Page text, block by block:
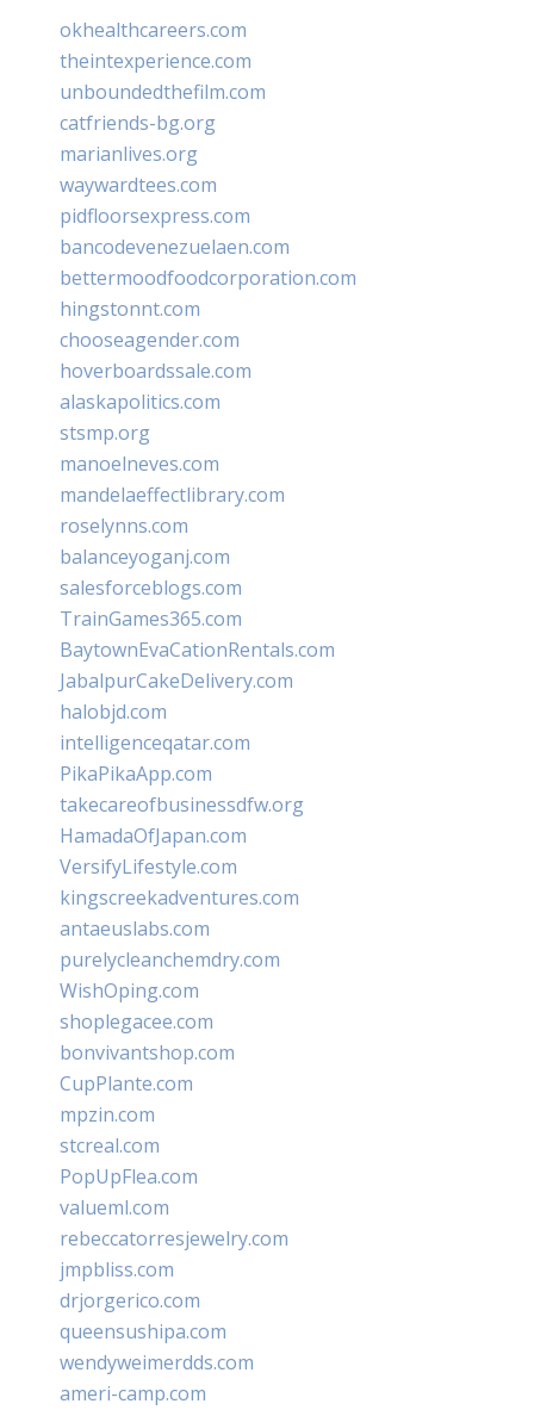
okhealthcareers.com
theintexperience.com
unboundedthefilm.com
catfriends-bg.org
marianlives.org
waywardtees.com
pidfloorsexpress.com
bancodevenezuelaen.com
bettermoodfoodcorporation.com
hingstonnt.com
chooseagender.com
hoverboardssale.com
alaskapolitics.com
stsmp.org
manoelneves.com
mandelaeffectlibrary.com
roselynns.com
balanceyoganj.com
salesforceblogs.com
TrainGames365.com
BaytownEvaCationRentals.com
JabalpurCakeDelivery.com
halobjd.com
intelligenceqatar.com
PikaPikaApp.com
takecareofbusinessdfw.org
HamadaOfJapan.com
VersifyLifestyle.com
kingscreekadventures.com
antaeuslabs.com
purelycleanchemdry.com
WishOping.com
shoplegacee.com
bonvivantshop.com
CupPlante.com
mpzin.com
stcreal.com
PopUpFlea.com
valueml.com
rebeccatorresjewelry.com
jmpbliss.com
drjorgerico.com
queensushipa.com
wendyweimerdds.com
ameri-camp.com